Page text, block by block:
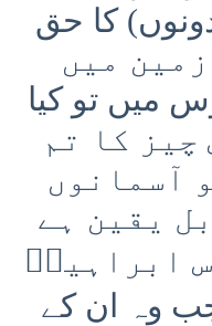
کا حق
زمین میں
نفوس میں تو کیا
جس چیز کا تم
ہے آسمان میں ہے ﴿۲۲﴾ تو آسمانوں
یقین ہے
تمہارے پاس ابراہیمؑ
کی خبر پہنچی ہے؟ ﴿۲۴﴾ جب وہ ان کے